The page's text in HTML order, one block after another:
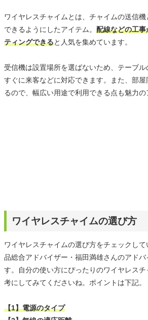
ワイヤレスチャイムとは、チャイムの送信
できるようにしたアイテム。 配線などの工
ティングできると人気を集めています。
受信機は設置場所を選ばないため、テーブル
すぐに来客などに対応できます。また、部屋
るので、幅広い用途で利用できる点も魅力の
ワイヤレスチャイムの選び方
ワイヤレスチャイムの選び方をチェックし
品総合アドバイザー・福田満雄さんのアドバ
す。自分の使い方にぴったりのワイヤレス
考にしてみてくださいね。ポイントは下記。
【1】電源のタイプ